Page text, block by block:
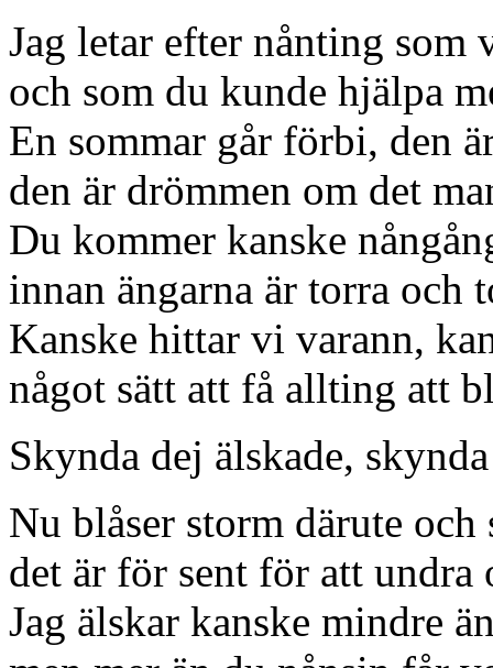
Jag letar efter nånting som
och som du kunde hjälpa
En sommar går förbi, den
den är drömmen om det
Du kommer kanske
innan ängarna är torra och
Kanske hittar vi varann,
något sätt att få allting att
Skynda dej älskade,
Nu blåser storm därute och
det är för sent för att undra
Jag älskar kanske mindre